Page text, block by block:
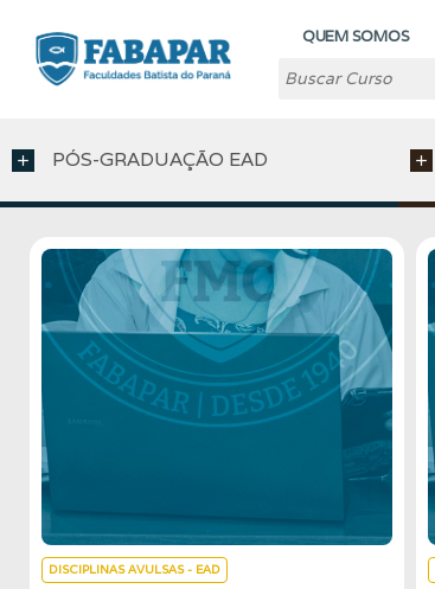
QUEM SOMOS
add PÓS-GRADUAÇÃO EAD add
DISCIPLINAS AVULSAS - EAD